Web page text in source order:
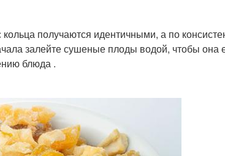
получаются идентичными, а по
залейте сушеные плоды водой, чтобы она
блюда .